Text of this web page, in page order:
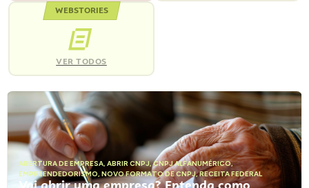
WEBSTORIES
VER TODOS
ABERTURA DE EMPRESA, ABRIR CNPJ,CNPJ ALFANUMÉRICO,
EMPREENDEDORISMO, NOVO FORMATO DE CNPJ,RECEITA FEDERAL